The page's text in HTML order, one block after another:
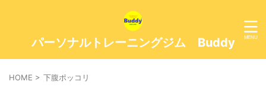
パーソナルトレーニングジム Buddy
HOME > 下腹ポッコリ